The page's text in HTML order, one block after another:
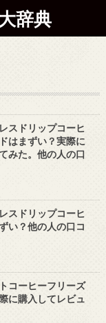
辞典
スドリップコーヒ
はまずい？実際に
みた。他の人の口
スドリップコーヒ
い？他の人の口コ
コーヒーフリーズ
に購入してレビュ